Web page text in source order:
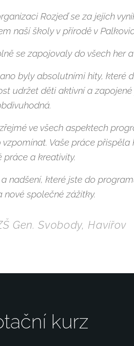
Rozjeď se za jejich
naší školy v přírodě v
se zapojovaly do všech her
byly absolutními hity, které
udržet děti aktivní a
ve všech aspektech
Vaše práce přispěla
práce a kreativity.
nadšení, které jste do
společné zážitky.
Gen. Svobody, Havířov
kurz